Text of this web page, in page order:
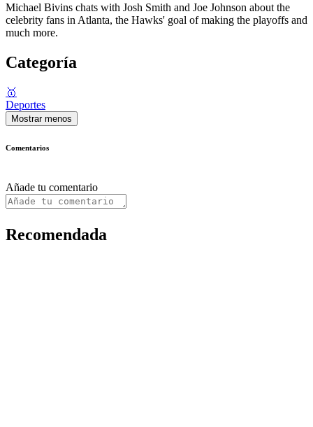
Michael Bivins chats with Josh Smith and Joe Johnson about the
celebrity fans in Atlanta, the Hawks' goal of making the playoffs and
much more.
Categoría
🥇
Deportes
Mostrar menos
Comentarios
Añade tu comentario
Recomendada